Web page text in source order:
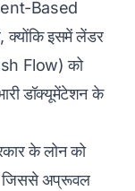
Based
क्योंकि इसमें लेंडर
Flow) को
डॉक्यूमेंटेशन के
के लोन को
जिससे अप्रूवल